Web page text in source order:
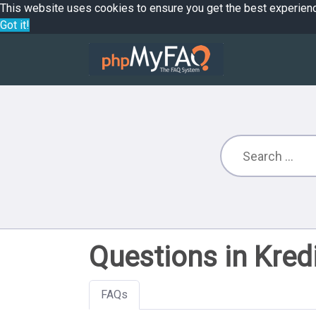
This website uses cookies to ensure you get the best
Got it!
Questions in
FAQs